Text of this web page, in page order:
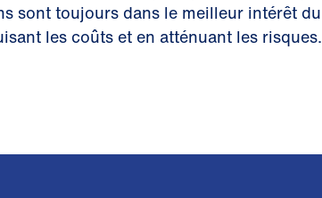
sont toujours dans le meilleur intérêt du
les coûts et en atténuant les risques.